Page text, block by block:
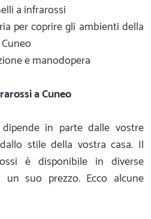
a infrarossi
per coprire gli ambienti della
e manodopera
a Cuneo
in parte dalle vostre
stile della vostra casa. Il
è disponibile in diverse
suo prezzo. Ecco alcune